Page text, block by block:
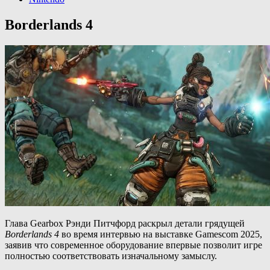
Borderlands 4
Глава Gearbox Рэнди Питчфорд раскрыл детали грядущей
Borderlands 4 во время интервью на выставке Gamescom 2025,
заявив что современное оборудование впервые позволит игре
полностью соответствовать изначальному замыслу.